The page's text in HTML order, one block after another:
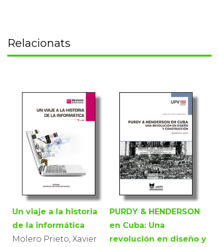
Relacionats
Un viaje a la historia
de la informática
Molero Prieto, Xavier
PURDY & HENDERSON
en Cuba: Una
revolución en diseño y